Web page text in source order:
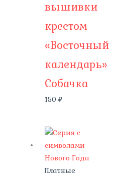
вышивки
крестом
«Восточный
календарь»
Собачка
150₽
Платные